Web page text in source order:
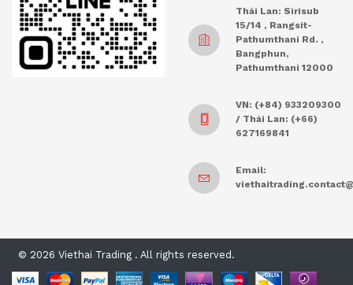
Thái Lan: Sirisub
15/14 , Rangsit-
Pathumthani Rd. ,
Bangphun,
Pathumthani 12000
VN: (+84) 933209300
/ Thái Lan: (+66)
627169841
Email:
© 2026 Viethai Trading . All rights reserved.